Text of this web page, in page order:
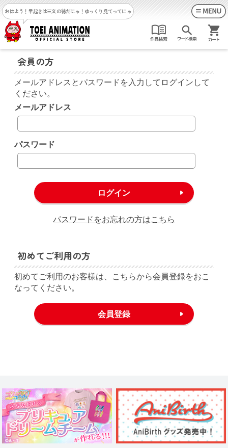
おはよう！早起きは三文の徳だにゃ！ ゆっくり見てってにゃ
会員の方
メールアドレスとパスワードを入力してログインして
ください。
メールアドレス
パスワード
パスワードをお忘れの方はこちら
初めてご利用の方
初めてご利用のお客様は、こちらから会員登録をおこ
なってください。